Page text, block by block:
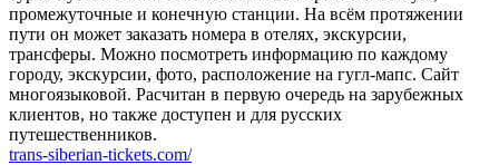
промежуточные и конечную станции. На всём протяжении
пути он может заказать номера в отелях, экскурсии,
трансферы. Можно посмотреть информацию по каждому
городу, экскурсии, фото, расположение на гугл-мапс. Сайт
многоязыковой. Расчитан в первую очередь на зарубежных
клиентов, но также доступен и для русских
путешественников.
trans-siberian-tickets.com/